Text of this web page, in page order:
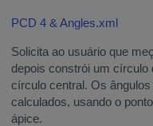
PCD 4 & Angles.xml
Solicita ao usuário que
depois constrói um círculo
círculo central. Os
calculados, usando o
ápice.